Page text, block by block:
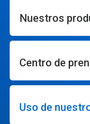
Nuestros
Centro de
Uso de